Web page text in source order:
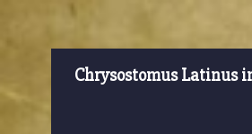
Chrysostomus Latinus